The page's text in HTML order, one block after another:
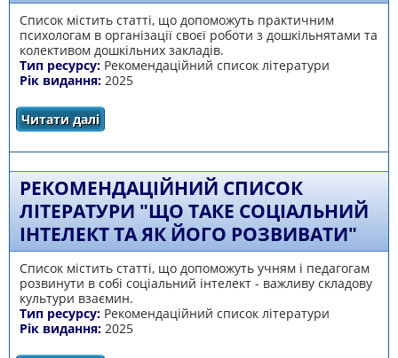
Список містить статті, що допоможуть практичним
психологам в організації своєї роботи з дошкільнятами та
колективом дошкільних закладів.
Тип ресурсу: Рекомендаційний список літератури
Рік видання: 2025
Читати далі
освіти"
РЕКОМЕНДАЦІЙНИЙ СПИСОК
ЛІТЕРАТУРИ "ЩО ТАКЕ СОЦІАЛЬНИЙ
ІНТЕЛЕКТ ТА ЯК ЙОГО РОЗВИВАТИ"
Список містить статті, що допоможуть учням і педагогам
розвинути в собі соціальний інтелект - важливу складову
культури взаємин.
Тип ресурсу: Рекомендаційний список літератури
Рік видання: 2025